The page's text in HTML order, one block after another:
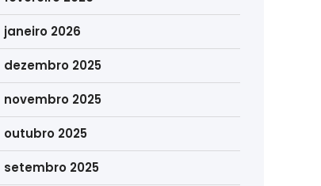
janeiro 2026
dezembro 2025
novembro 2025
outubro 2025
setembro 2025